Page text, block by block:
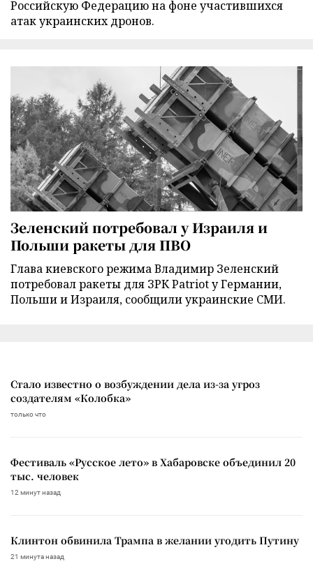
Российскую Федерацию на фоне участившихся
атак украинских дронов.
Зеленский потребовал у Израиля и
Польши ракеты для ПВО
Глава киевского режима Владимир Зеленский
потребовал ракеты для ЗРК Patriot у Германии,
Польши и Израиля, сообщили украинские СМИ.
Стало известно о возбуждении дела из-за угроз
создателям «Колобка»
только что
Фестиваль «Русское лето» в Хабаровске объединил 20
тыс. человек
12 минут назад
Клинтон обвинила Трампа в желании угодить Путину
21 минута назад